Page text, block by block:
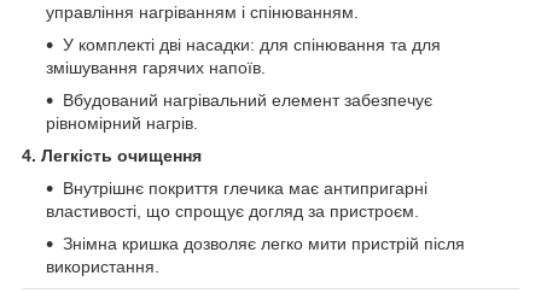
управління нагріванням і спінюванням.
У комплекті дві насадки: для спінювання та для
змішування гарячих напоїв.
Вбудований нагрівальний елемент забезпечує
рівномірний нагрів.
4. Легкість очищення
Внутрішнє покриття глечика має антипригарні
властивості, що спрощує догляд за пристроєм.
Знімна кришка дозволяє легко мити пристрій після
використання.